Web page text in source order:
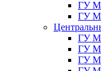
ГУ
ГУ
ГУ
ГУ
ГУ